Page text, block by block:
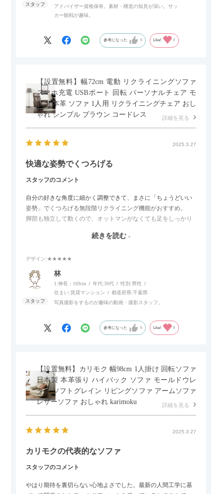
また、扉は横方向へのスライド式となっているので開閉時のス
ペースを最小限に抑えられ、省スペースでご利用いただけるの
アドバイザー資格保有。素材・構造の知見が深い。サッ
カー観戦が趣味。
参考になった 0 Like! 0
【設置無料】幅72cm 電動 リクライニングソファ
スマホ充電 USBポート 回転 パーソナルチェア モ
ダン 本革 ソファ 1人用 リクライニングチェア おし
ゃれ シンプル ブラウン コードレス
詳細を見る
2025.3.27
快適な姿勢でくつろげる
スタッフのコメント
自分の好きな角度に細かく調整できて、まさに「ちょうどいい
姿勢」でくつろげる無段階リクライニング機能がおすすめ。
脚部も独立して動くので、オットマンがなくても足をしっかり
スマホやタブレットを充電しながらリラックスできるのが嬉し
個人的にはコードレス＆充電式なので、コンセントの場所を気
にせず、好きな場所に置けるのが画期的に感じました。
続きを読む
デザイン:★★★★★
林
1:伸長：169cm 年代:30代 性別:男性
住まい:賃貸マンション 都道府県:千葉県
写真撮影をするのが趣味の動画・撮影スタッフ。
参考になった 0 Like! 0
【設置無料】カリモク 幅98cm 1人掛け 回転ソファ
日本製 本革張り ハイバック ソファ モールドウレ
タン ソフトグレイン リビングソファ アームソファ
レザーソファ おしゃれ karimoku
詳細を見る
2025.3.27
カリモクの代表的なソファ
スタッフのコメント
やはり期待を裏切らない心地よさでした。最新の人間工学に基